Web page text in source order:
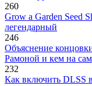
260
Grow a Garden Seed
легендарный
246
Объяснение
Рамоной и кем на
232
Как включить DLSS